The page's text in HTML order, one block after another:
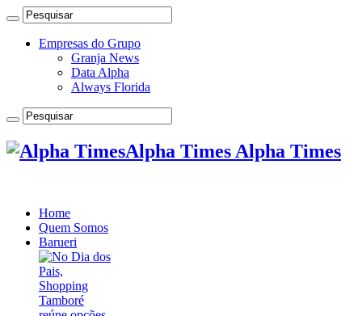
Empresas do Grupo
Granja News
Data Alpha
Always Florida
Alpha Times Alpha Times
Home
Quem Somos
Barueri